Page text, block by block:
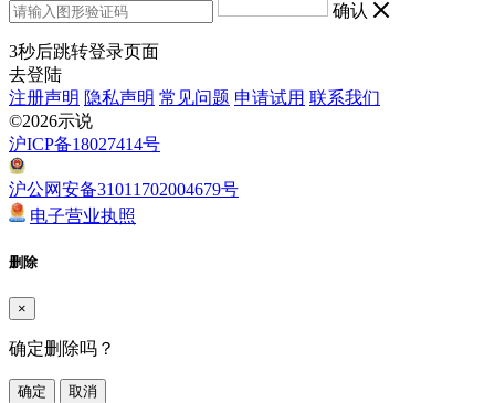
确认
3秒后跳转登录页面
去登陆
注册声明 隐私声明 常见问题 申请试用 联系我们
©2026示说
沪ICP备18027414号
沪公网安备31011702004679号
电子营业执照
删除
×
确定删除吗？
确定 取消